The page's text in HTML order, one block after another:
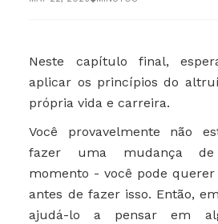
Neste capítulo final,
aplicar os princípios do
própria vida e carreira.
Você provavelmente não
fazer uma mudança
momento - você pode
antes de fazer isso. Então,
ajudá-lo a pensar em